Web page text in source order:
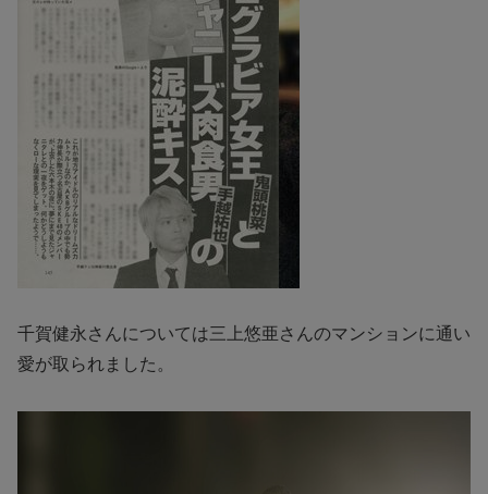
千賀健永さんについては三上悠亜さんのマンションに通い
愛が取られました。